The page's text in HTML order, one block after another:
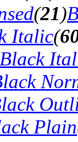
(21)
Italic(
Black
Plain